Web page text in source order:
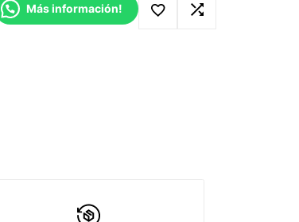
Más información!